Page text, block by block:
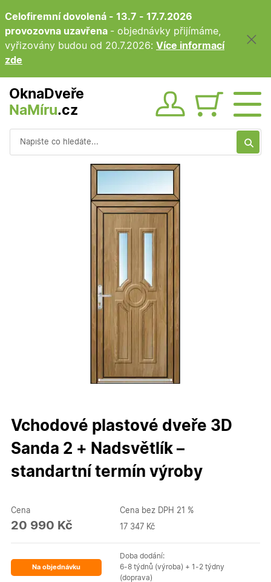
Celofiremní dovolená - 13.7 - 17.7.2026
provozovna uzavřena - objednávky přijímáme,
vyřizovány budou od 20.7.2026: Více informací
zde
OknaDveře
NaMíru.cz Obsah
Vchodové plastové dveře 3D
Sanda 2 + Nadsvětlík –
standartní termín výroby
Cena
20 990 Kč
Cena bez DPH 21 %
17 347 Kč
Na objednávku
Doba dodání:
6-8 týdnů (výroba) + 1-2 týdny
(doprava)